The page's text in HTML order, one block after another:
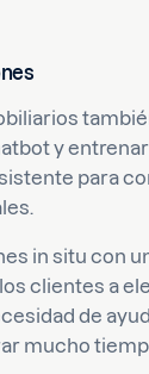
y
para
in situ con
clientes a
de
mucho